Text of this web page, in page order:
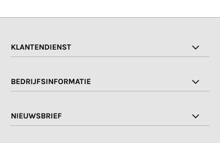
KLANTENDIENST
BEDRIJFSINFORMATIE
NIEUWSBRIEF